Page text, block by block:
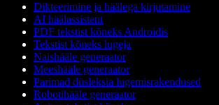
Dikteerimine ja häälega kirjutamine
AI häälassistent
PDF tekstist kõneks Androidis
Tekstist kõneks lugeja
Naishääle generaator
Meeshääle generaator
Parimad düsleksia lugemisrakendused
Robotihääle generaator